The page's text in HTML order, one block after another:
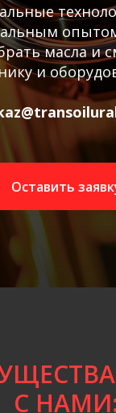
масла и
и
Оставить
С НАМИ: